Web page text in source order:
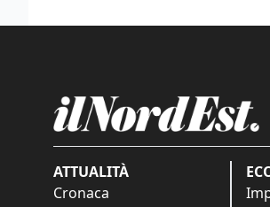
ATTUALITÀ
Cronaca